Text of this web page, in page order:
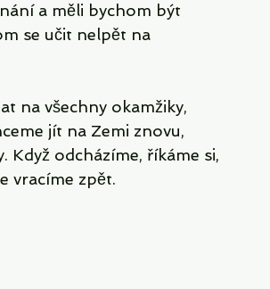
a měli bychom být
se učit nelpět na
na všechny okamžiky,
jít na Zemi znovu,
Když odcházíme, říkáme si,
vracíme zpět.